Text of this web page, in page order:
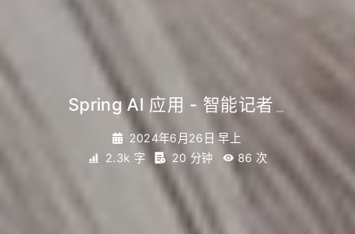
Spring AI 应用 - 智能记者
2024年6月26日 早上
2.3k 字
20 分钟 86 次